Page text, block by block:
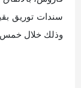
وذلك خلال